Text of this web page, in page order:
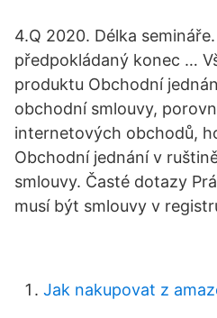
4.Q 2020. Délka
předpokládaný konec …
produktu Obchodní
obchodní smlouvy,
internetových obchodů,
Obchodní jednání v
smlouvy. Časté dotazy
musí být smlouvy v
Jak nakupovat z